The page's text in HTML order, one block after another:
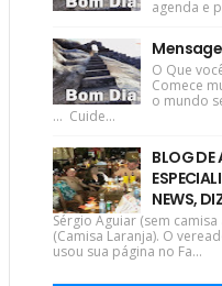
agenda e
O Que
Comece
o mundo
... Cuide...
BLOG DE
NEWS,
Sérgio Aguiar (sem
(Camisa Laranja). O
usou sua página no Fa...